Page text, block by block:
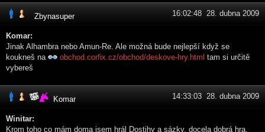
Zbynasuper 16:02:48 28. dubna 2009
Komar:
Jinak Alhambra nebo Amun-Re. Ale možná bude nejlepší když se
koukneš na
obchod.corfix.cz/obchod/deskove-hry.html tam si určitě
vybereš
Komar 14:33:03 28. dubna 2009
Winitar:
Krom toho co mám doma jsem hrál Dostihy a sázky, docela dobrá hra,